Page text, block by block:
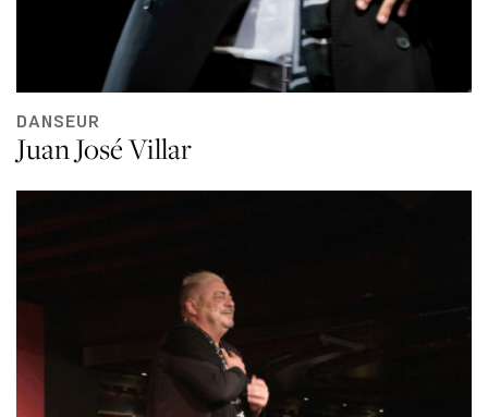
DANSEUR
Juan José Villar